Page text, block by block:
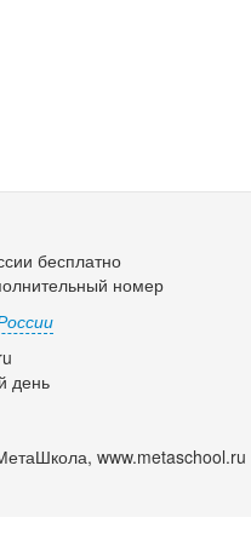
бесплатно
номер
день
www.metaschool.ru